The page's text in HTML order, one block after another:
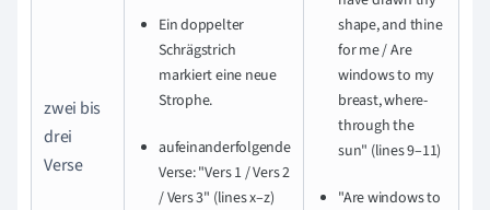
zwei bis
drei
Verse
Ein doppelter
Schrägstrich
markiert eine neue
Strophe.
aufeinanderfolgende
Verse: "Vers 1 / Vers 2
/ Vers 3" (lines x–z)
shape, and thine
for me / Are
windows to my
breast, where-
through the
sun" (lines 9–11)
"Are windows to